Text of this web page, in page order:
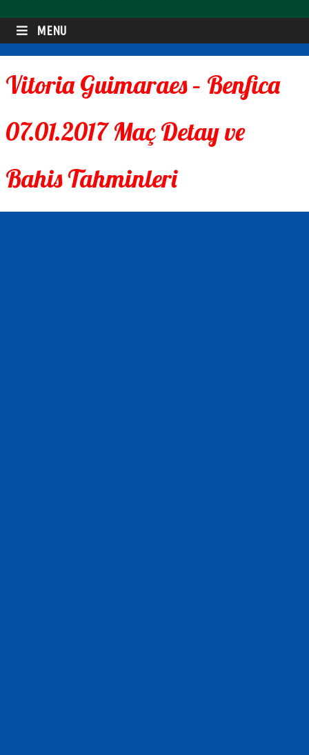
MENU
Vitoria Guimaraes – Benfica
07.01.2017 Maç Detay ve
Bahis Tahminleri